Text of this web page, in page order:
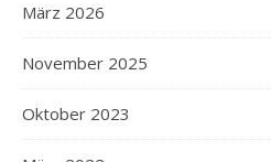
März 2026
November 2025
Oktober 2023